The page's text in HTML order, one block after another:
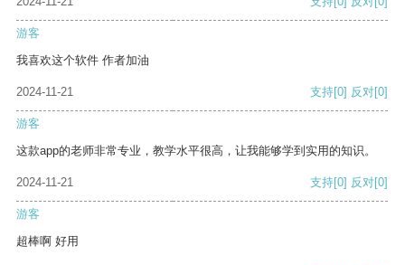
游客
我喜欢这个软件 作者加油
2024-11-21 支持[0] 反对[0]
游客
这款app的老师非常专业，教学水平很高，让我能够学到实用的知识。
2024-11-21 支持[0] 反对[0]
游客
超棒啊 好用